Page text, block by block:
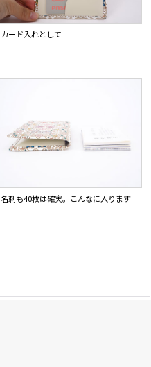
カード入れとして
名刺も40枚は確実。こんなに入ります